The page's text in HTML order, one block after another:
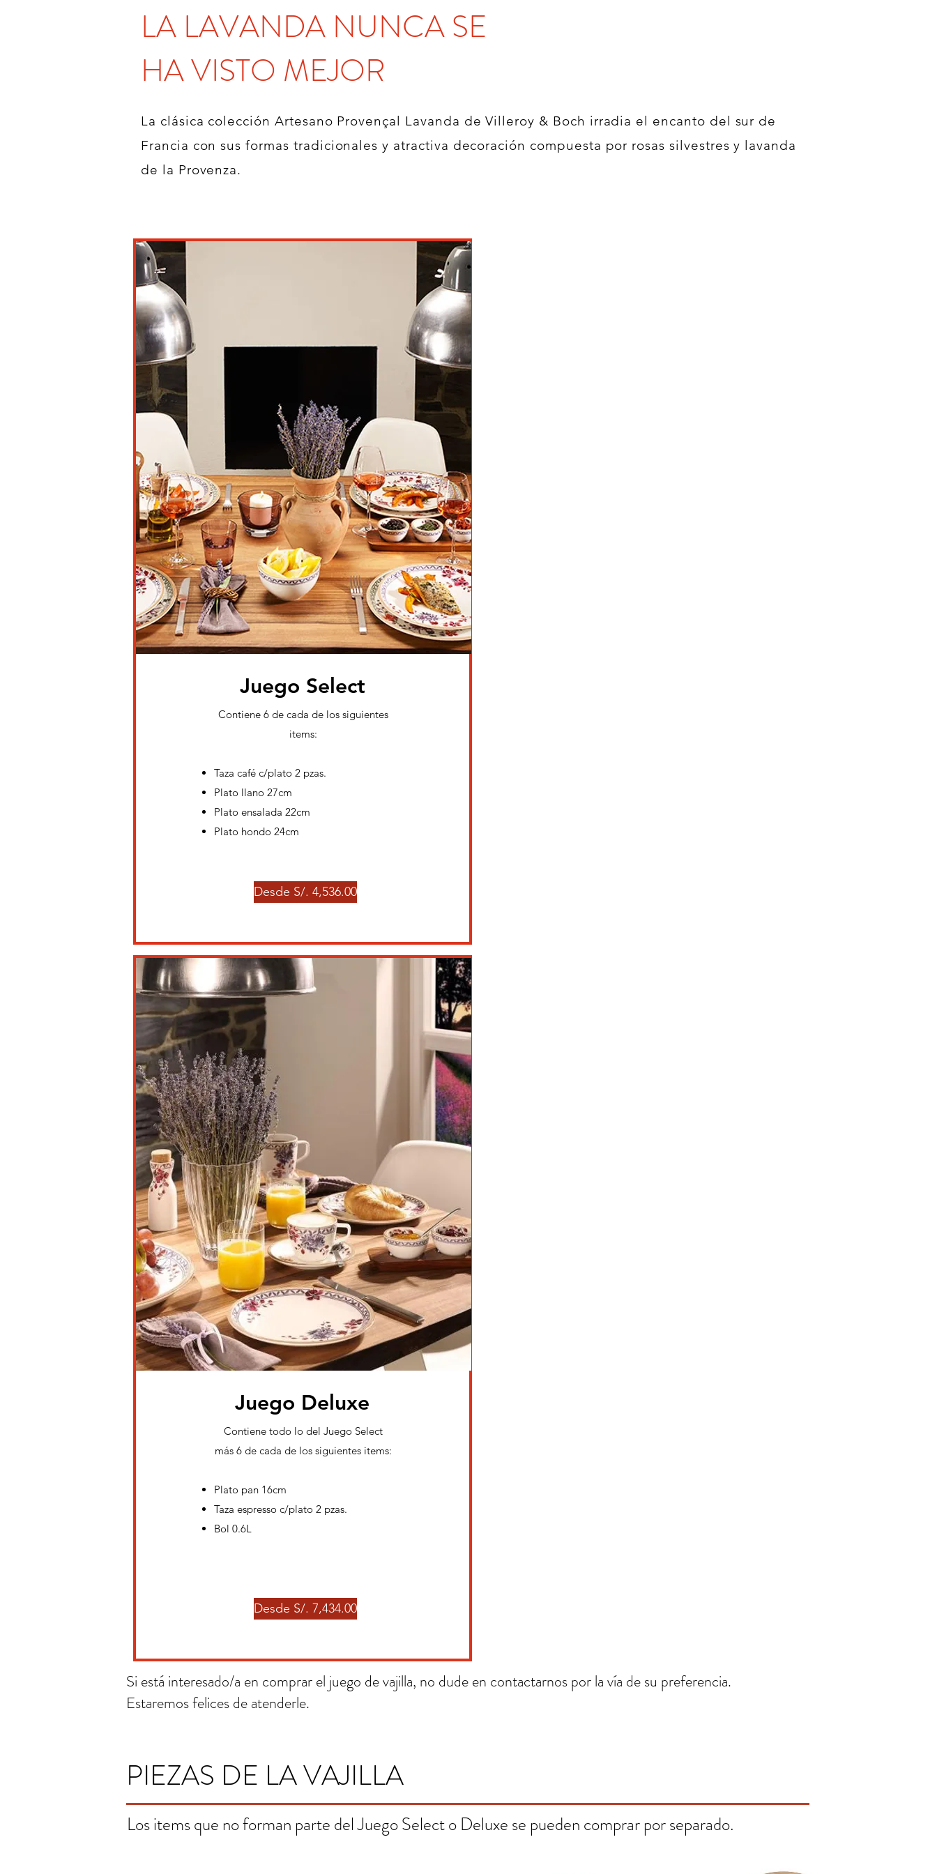
LA LAVANDA NUNCA SE
HA VISTO MEJOR
La clásica colección Artesano Provençal Lavanda de Villeroy & Boch irradia el encanto del sur de
Francia con sus formas tradicionales y atractiva decoración compuesta por rosas silvestres y lavanda
de la Provenza.
Juego Select
Contiene 6 de cada de los siguientes
items:
Taza café c/plato 2 pzas.
Plato llano 27cm
Plato ensalada 22cm
Plato hondo 24cm
Desde S/. 4,536.00
Juego Deluxe
Contiene todo lo del Juego Select
más 6 de cada de los siguientes items:
Plato pan 16cm
Taza espresso c/plato 2 pzas.
Bol 0.6L
Desde S/. 7,434.00
Si está interesado/a en comprar el juego de vajilla, no dude en contactarnos por la vía de su preferencia.
Estaremos felices de atenderle.
PIEZAS DE LA VAJILLA
Los items que no forman parte del Juego Select o Deluxe se pueden comprar por separado.